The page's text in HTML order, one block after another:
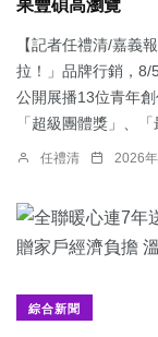
果豐碩高瀏覽
【記者任禮清/嘉義
拉！」品牌行銷，8/
公開展播13位青年
「超級團體獎」、「
任禮清 2026
綜合新聞